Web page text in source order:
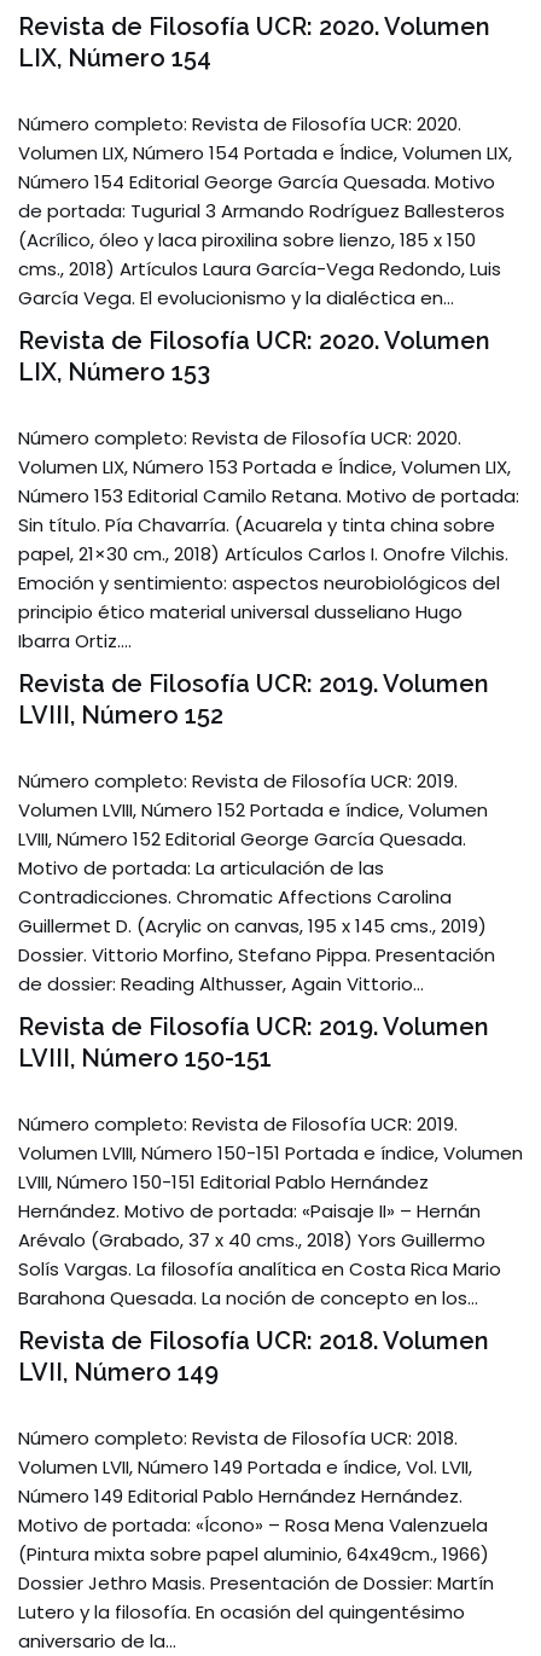
Revista de Filosofía UCR: 2020. Volumen
LIX, Número 154
Número completo: Revista de Filosofía UCR: 2020.
Volumen LIX, Número 154 Portada e Índice, Volumen LIX,
Número 154 Editorial George García Quesada. Motivo
de portada: Tugurial 3 Armando Rodríguez Ballesteros
(Acrílico, óleo y laca piroxilina sobre lienzo, 185 x 150
cms., 2018) Artículos Laura García-Vega Redondo, Luis
García Vega. El evolucionismo y la dialéctica en…
Revista de Filosofía UCR: 2020. Volumen
LIX, Número 153
Número completo: Revista de Filosofía UCR: 2020.
Volumen LIX, Número 153 Portada e Índice, Volumen LIX,
Número 153 Editorial Camilo Retana. Motivo de portada:
Sin título. Pía Chavarría. (Acuarela y tinta china sobre
papel, 21×30 cm., 2018) Artículos Carlos I. Onofre Vilchis.
Emoción y sentimiento: aspectos neurobiológicos del
principio ético material universal dusseliano Hugo
Ibarra Ortiz.…
Revista de Filosofía UCR: 2019. Volumen
LVIII, Número 152
Número completo: Revista de Filosofía UCR: 2019.
Volumen LVIII, Número 152 Portada e índice, Volumen
LVIII, Número 152 Editorial George García Quesada.
Motivo de portada: La articulación de las
Contradicciones. Chromatic Affections Carolina
Guillermet D. (Acrylic on canvas, 195 x 145 cms., 2019)
Dossier. Vittorio Morfino, Stefano Pippa. Presentación
de dossier: Reading Althusser, Again Vittorio…
Revista de Filosofía UCR: 2019. Volumen
LVIII, Número 150-151
Número completo: Revista de Filosofía UCR: 2019.
Volumen LVIII, Número 150-151 Portada e índice, Volumen
LVIII, Número 150-151 Editorial Pablo Hernández
Hernández. Motivo de portada: «Paisaje II» – Hernán
Arévalo (Grabado, 37 x 40 cms., 2018) Yors Guillermo
Solís Vargas. La filosofía analítica en Costa Rica Mario
Barahona Quesada. La noción de concepto en los…
Revista de Filosofía UCR: 2018. Volumen
LVII, Número 149
Número completo: Revista de Filosofía UCR: 2018.
Volumen LVII, Número 149 Portada e índice, Vol. LVII,
Número 149 Editorial Pablo Hernández Hernández.
Motivo de portada: «Ícono» – Rosa Mena Valenzuela
(Pintura mixta sobre papel aluminio, 64x49cm., 1966)
Dossier Jethro Masis. Presentación de Dossier: Martín
Lutero y la filosofía. En ocasión del quingentésimo
aniversario de la…